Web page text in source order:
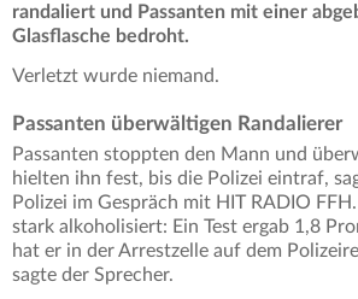
randaliert und Passanten mit einer
Glasflasche bedroht.
Verletzt wurde niemand.
Passanten überwältigen Randalierer
Passanten stoppten den Mann und
hielten ihn fest, bis die Polizei eintraf,
Polizei im Gespräch mit HIT RADIO
stark alkoholisiert: Ein Test ergab 1,8
hat er in der Arrestzelle auf dem
sagte der Sprecher.